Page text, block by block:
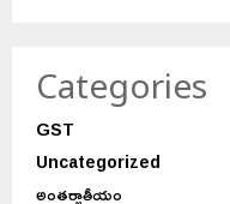
Categories
GST
Uncategorized
అంతర్జాతీయం